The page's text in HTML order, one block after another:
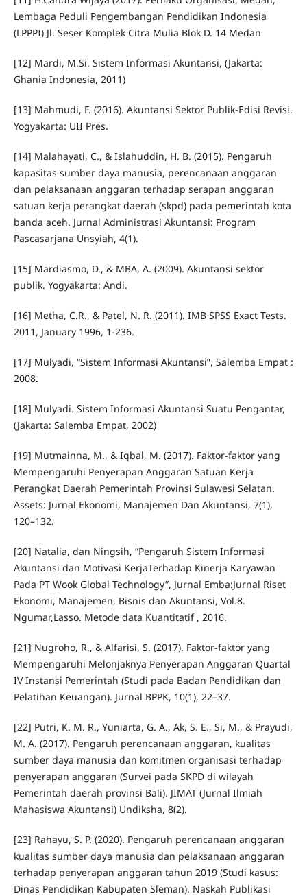
Lembaga Peduli Pengembangan Pendidikan Indonesia
(LPPPI) Jl. Seser Komplek Citra Mulia Blok D. 14 Medan
[12] Mardi, M.Si. Sistem Informasi Akuntansi, (Jakarta:
Ghania Indonesia, 2011)
[13] Mahmudi, F. (2016). Akuntansi Sektor Publik-Edisi Revisi.
Yogyakarta: UII Pres.
[14] Malahayati, C., & Islahuddin, H. B. (2015). Pengaruh
kapasitas sumber daya manusia, perencanaan anggaran
dan pelaksanaan anggaran terhadap serapan anggaran
satuan kerja perangkat daerah (skpd) pada pemerintah kota
banda aceh. Jurnal Administrasi Akuntansi: Program
Pascasarjana Unsyiah, 4(1).
[15] Mardiasmo, D., & MBA, A. (2009). Akuntansi sektor
publik. Yogyakarta: Andi.
[16] Metha, C.R., & Patel, N. R. (2011). IMB SPSS Exact Tests.
2011, January 1996, 1-236.
[17] Mulyadi, “Sistem Informasi Akuntansi”, Salemba Empat :
2008.
[18] Mulyadi. Sistem Informasi Akuntansi Suatu Pengantar,
(Jakarta: Salemba Empat, 2002)
[19] Mutmainna, M., & Iqbal, M. (2017). Faktor-faktor yang
Mempengaruhi Penyerapan Anggaran Satuan Kerja
Perangkat Daerah Pemerintah Provinsi Sulawesi Selatan.
Assets: Jurnal Ekonomi, Manajemen Dan Akuntansi, 7(1),
120–132.
[20] Natalia, dan Ningsih, “Pengaruh Sistem Informasi
Akuntansi dan Motivasi KerjaTerhadap Kinerja Karyawan
Pada PT Wook Global Technology”, Jurnal Emba:Jurnal Riset
Ekonomi, Manajemen, Bisnis dan Akuntansi, Vol.8.
Ngumar,Lasso. Metode data Kuantitatif , 2016.
[21] Nugroho, R., & Alfarisi, S. (2017). Faktor-faktor yang
Mempengaruhi Melonjaknya Penyerapan Anggaran Quartal
IV Instansi Pemerintah (Studi pada Badan Pendidikan dan
Pelatihan Keuangan). Jurnal BPPK, 10(1), 22–37.
[22] Putri, K. M. R., Yuniarta, G. A., Ak, S. E., Si, M., & Prayudi,
M. A. (2017). Pengaruh perencanaan anggaran, kualitas
sumber daya manusia dan komitmen organisasi terhadap
penyerapan anggaran (Survei pada SKPD di wilayah
Pemerintah daerah provinsi Bali). JIMAT (Jurnal Ilmiah
Mahasiswa Akuntansi) Undiksha, 8(2).
[23] Rahayu, S. P. (2020). Pengaruh perencanaan anggaran
kualitas sumber daya manusia dan pelaksanaan anggaran
terhadap penyerapan anggaran tahun 2019 (Studi kasus:
Dinas Pendidikan Kabupaten Sleman). Naskah Publikasi